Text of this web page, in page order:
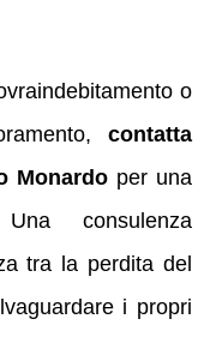
o
contatta
Monardoper una
consulenza
tra la perdita del
i propri